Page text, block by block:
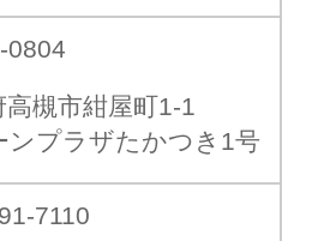
0804
高槻市紺屋町1-1
ンプラザたかつき1号
7110